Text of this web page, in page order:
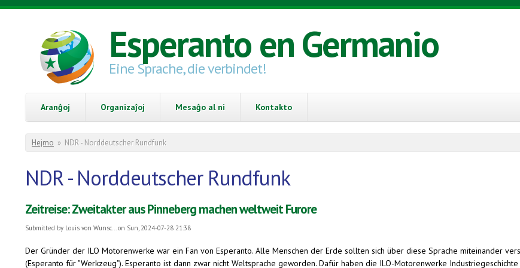
Skip to main content
Esperanto en Germanio
Eine Sprache, die verbindet!
Aranĝoj Organizaĵoj Mesaĝo al ni Kontakto
You are here
Hejmo » NDR - Norddeutscher Rundfunk
NDR - Norddeutscher Rundfunk
Zeitreise: Zweitakter aus Pinneberg machen weltweit Furore
Submitted by Louis von Wunsc...on Sun, 2024-07-28 21:38
Der Gründer der ILO Motorenwerke war ein Fan von Esperanto. Alle Menschen der Erde sollten sich über diese Sprache miteinander
(Esperanto für "Werkzeug"). Esperanto ist dann zwar nicht Weltsprache geworden. Dafür haben die ILO-Motorenwerke